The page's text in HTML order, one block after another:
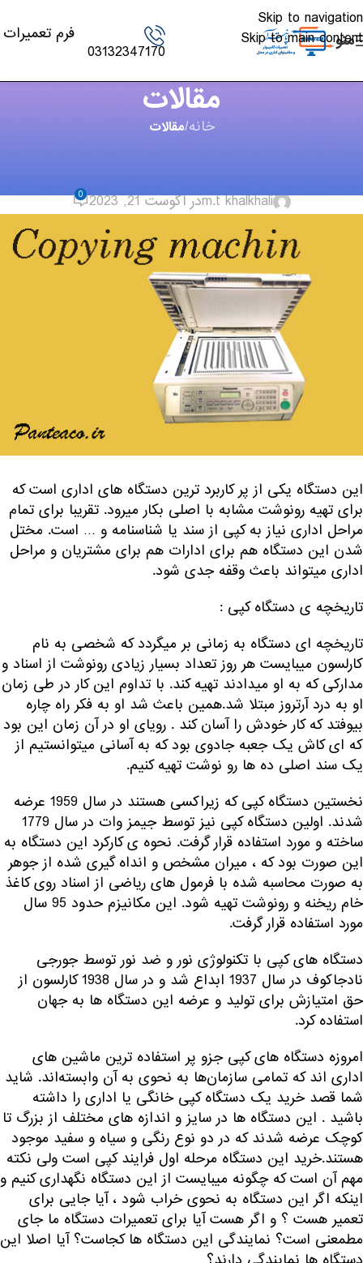
Skip to navigation
Skip to main content
منو
03132347170
فرم تعمیرات
مقالات
خانه/مقالات
m.t khalkhaliدر آگوست 21, 2023 0
این دستگاه یکی از پر کاربرد ترین دستگاه های اداری است که
برای تهیه رونوشت مشابه با اصلی بکار میرود. تقریبا برای تمام
مراحل اداری نیاز به کپی از سند یا شناسنامه و … است. مختل
شدن این دستگاه هم برای ادارات هم برای مشتریان و مراحل
اداری میتواند باعث وقفه جدی شود.
تاریخچه ی دستگاه کپی :
تاریخچه ای دستگاه به زمانی بر میگردد که شخصی به نام
کارلسون میبایست هر روز تعداد بسیار زیادی رونوشت از اسناد و
مدارکی که به او میدادند تهیه کند. با تداوم این کار در طی زمان
او به درد آرتروز مبتلا شد.همین باعث شد او به فکر راه چاره
بیوفتد که کار خودش را آسان کند . رویای او در آن زمان این بود
که ای کاش یک جعبه جادوی بود که به آسانی میتوانستیم از
یک سند اصلی ده ها رو نوشت تهیه کنیم.
نخستین دستگاه کپی که زیراکسی هستند در سال 1959 عرضه
شدند. اولین دستگاه کپی نیز توسط جیمز وات در سال 1779
ساخته و مورد استفاده قرار گرفت. نحوه ی کارکرد این دستگاه به
این صورت بود که ، میران مشخص و انداه گیری شده از جوهر
به صورت محاسبه شده با فرمول های ریاضی از اسناد روی کاغذ
خام ریخنه و رونوشت تهیه شود. این مکانیزم حدود 95 سال
مورد استفاده قرار گرفت.
دستگاه های کپی با تکنولوژی نور و ضد نور توسط جورجی
نادجاکوف در سال 1937 ابداع شد و در سال 1938 کارلسون از
حق امتیازش برای تولید و عرضه این دستگاه ها به جهان
استفاده کرد.
امروزه دستگاه های کپی جزو پر استفاده ترین ماشین های
اداری اند که تمامی سازمان‌ها به نحوی به آن وابسته‌اند. شاید
شما قصد خرید یک دستگاه کپی خانگی یا اداری را داشته
باشید . این دستگاه ها در سایز و اندازه های مختلف از بزرگ تا
کوچک عرضه شدند که در دو نوع رنگی و سیاه و سفید موجود
هستند.خرید این دستگاه مرحله اول فرایند کپی است ولی نکته
مهم آن است که چگونه میبایست از این دستگاه نگهداری کنیم و
اینکه اگر این دستگاه به نحوی خراب شود ، آیا جایی برای
تعمیر هست ؟ و اگر هست آیا برای تعمیرات دستگاه ما جای
مطمعنی است؟ نمایندگی این دستگاه ها کجاست؟ آیا اصلا این